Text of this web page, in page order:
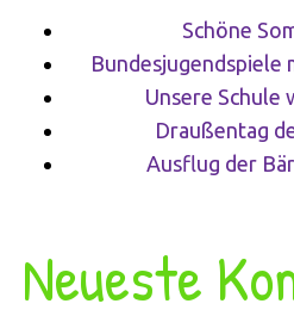
Schöne
Bundesjugendspiele
Unsere Schule
Draußentag
Ausflug der
Neueste